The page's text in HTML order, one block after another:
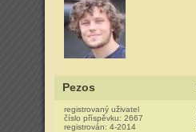
Pezos
registrovaný uživatel
číslo příspěvku: 2667
registrován: 4-2014